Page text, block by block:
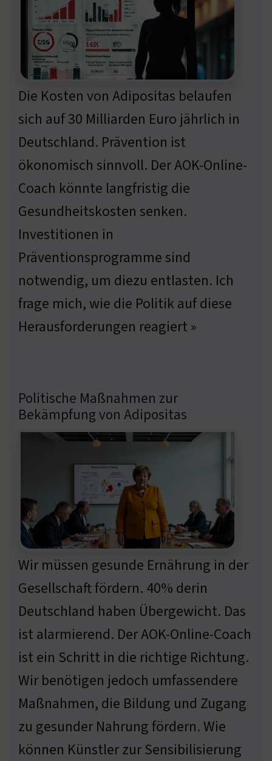
Die Kosten von Adipositas belaufen
sich auf 30 Milliarden Euro jährlich in
Deutschland. Prävention ist
ökonomisch sinnvoll. Der AOK-Online-
Coach könnte langfristig die
Gesundheitskosten senken.
Investitionen in
Präventionsprogramme sind
notwendig, um diezu entlasten. Ich
frage mich, wie die Politik auf diese
Herausforderungen reagiert »
Politische Maßnahmen zur
Bekämpfung von Adipositas
Wir müssen gesunde Ernährung in der
Gesellschaft fördern. 40% derin
Deutschland haben Übergewicht. Das
ist alarmierend. Der AOK-Online-Coach
ist ein Schritt in die richtige Richtung.
Wir benötigen jedoch umfassendere
Maßnahmen, die Bildung und Zugang
zu gesunder Nahrung fördern. Wie
können Künstler zur Sensibilisierung